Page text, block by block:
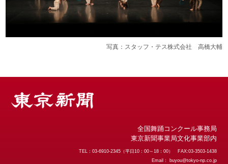
写真：スタッフ・テス株式会社 高橋大輔
全国舞踊コンクール事務局
東京新聞事業局文化事業部内
TEL：03-6910-2345（平日10：00～18：00） FAX:03-3503-1438
Email：
buyou@tokyo-np.co.jp